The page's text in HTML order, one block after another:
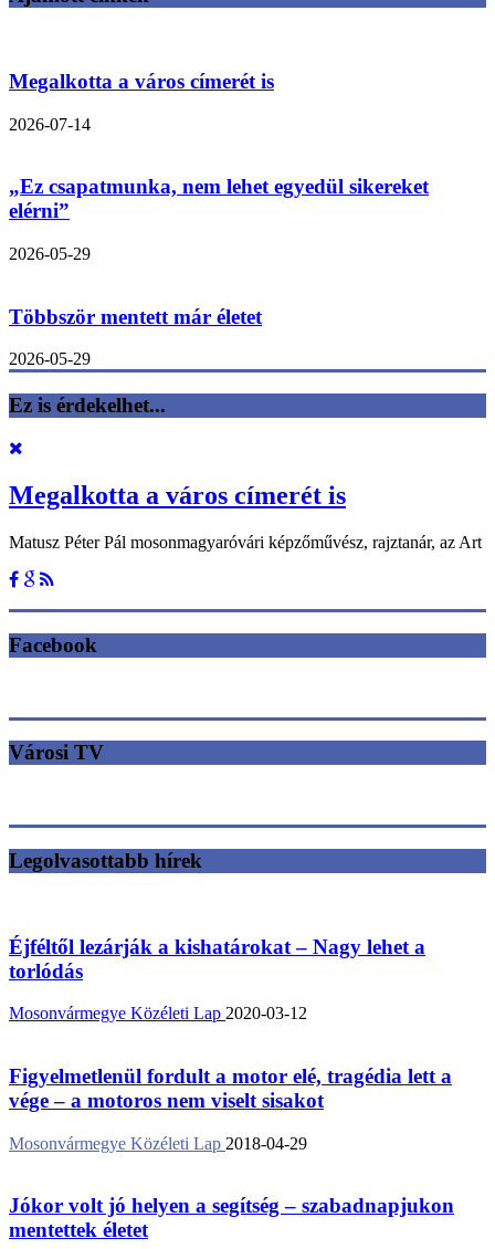
Megalkotta a város címerét is
2026-07-14
„Ez csapatmunka, nem lehet egyedül sikereket
elérni”
2026-05-29
Többször mentett már életet
2026-05-29
Ez is érdekelhet...
Megalkotta a város címerét is
Matusz Péter Pál mosonmagyaróvári képzőművész, rajztanár, az Art
Facebook
Városi TV
Legolvasottabb hírek
Éjféltől lezárják a kishatárokat – Nagy lehet a
torlódás
Mosonvármegye Közéleti Lap 2020-03-12
Figyelmetlenül fordult a motor elé, tragédia lett a
vége – a motoros nem viselt sisakot
Mosonvármegye Közéleti Lap 2018-04-29
Jókor volt jó helyen a segítség – szabadnapjukon
mentettek életet